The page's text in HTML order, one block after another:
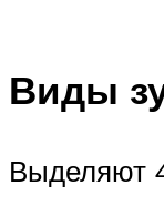
Виды
Выделяют